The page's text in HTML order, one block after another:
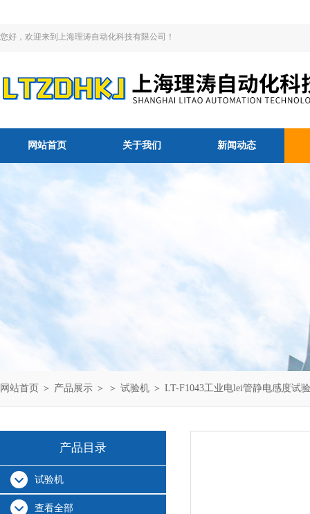
您好，欢迎来到上海理涛自动化科技有限公司！
网站首页 关于我们 新闻动态
网站首页 ＞ 产品展示 ＞ ＞ 试验机 ＞ LT-F1043工业电lei管静电感度试
产品目录
试验机
查看全部